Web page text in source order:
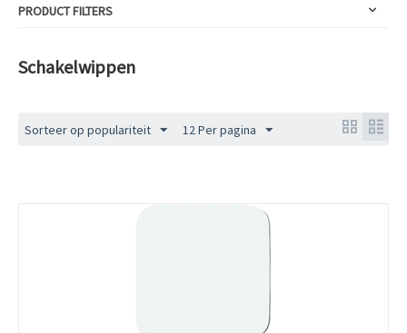
PRODUCT FILTERS
Schakelwippen
Sorteer op populariteit 12 Per pagina